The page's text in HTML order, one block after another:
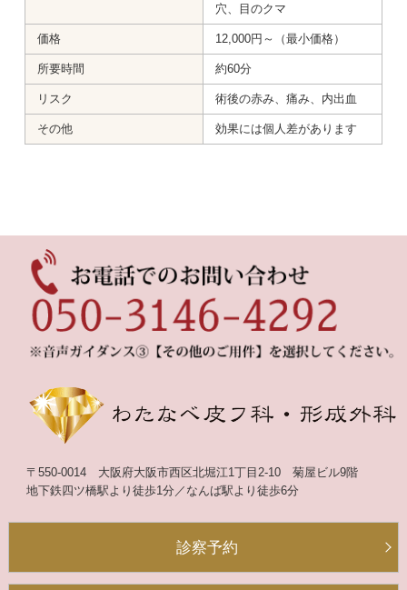
穴、目のクマ
価格 12,000円～（最小価格）
所要時間 約60分
リスク 術後の赤み、痛み、内出血
その他 効果には個人差があります
〒550-0014 大阪府大阪市西区北堀江1丁目2-10
菊屋ビル9階
地下鉄四ツ橋駅より 徒歩1分 ／ なんば駅より徒歩6分
診察予約